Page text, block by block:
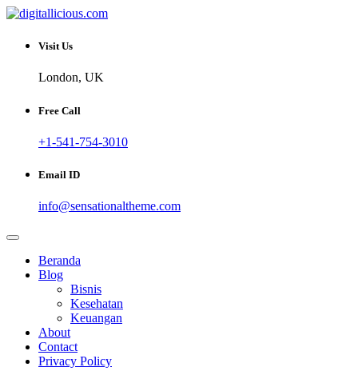
Skip
content
digitallicious.com
Sharing Digital Information
Visit Us
London, UK
Free Call
+1-541-754-3010
Email ID
info@sensationaltheme.com
Beranda
Blog
Bisnis
Kesehatan
Keuangan
About
Contact
Privacy Policy